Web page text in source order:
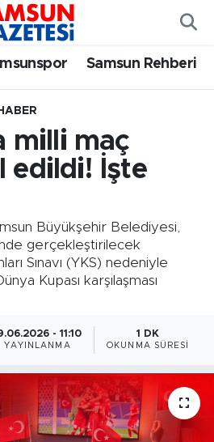
Samsun Rehberi
milli maç
edildi! İşte
Büyükşehir Belediyesi,
gerçekleştirilecek
Sınavı (YKS) nedeniyle
Kupası karşılaşması
- 11:10
YAYINLANMA
1 DK
OKUNMA SÜRESI
Eczaneler
Vakitleri
Haritası
ve Fikstür